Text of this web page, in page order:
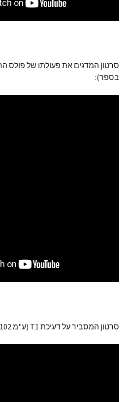
בספר):
סרטון המסביר על דעיכת T1 (ע"מ 102 בספר):